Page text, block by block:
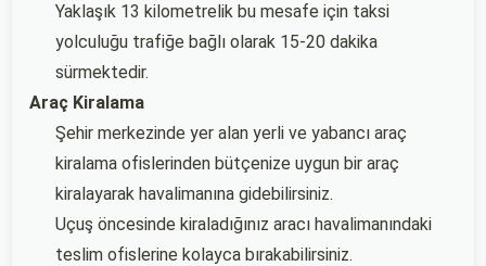
Yaklaşık 13 kilometrelik bu mesafe için taksi
yolculuğu trafiğe bağlı olarak 15-20 dakika
sürmektedir.
Araç Kiralama
Şehir merkezinde yer alan yerli ve yabancı araç
kiralama ofislerinden bütçenize uygun bir araç
kiralayarak havalimanına gidebilirsiniz.
Uçuş öncesinde kiraladığınız aracı havalimanındaki
teslim ofislerine kolayca bırakabilirsiniz.